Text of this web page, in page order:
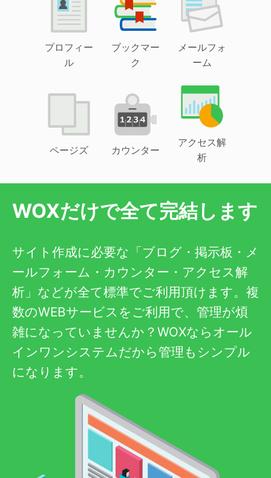
プロフィー
ル
ブックマー
ク
メールフォ
ーム
ページズ カウンター
アクセス解
析
WOXだけで全て完結します
サイト作成に必要な「ブログ・掲示板・メ
ールフォーム・カウンター・アクセス解
析」などが全て標準でご利用頂けます。複
数のWEBサービスをご利用で、管理が煩
雑になっていませんか？WOXならオール
インワンシステムだから管理もシンプル
になります。